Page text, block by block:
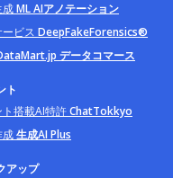
成ML AIアノテーション
ビス DeepFakeForensics®
データコマース
ト
搭載AI特許ChatTokkyo
成生成AI Plus
アップ